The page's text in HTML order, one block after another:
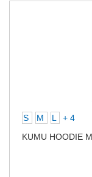
S M L
+ 4
KUMU HOODIE